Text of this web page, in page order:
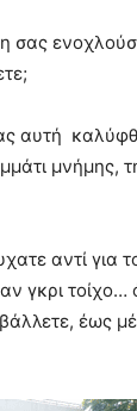
σας
αυτή
μνήμης,
αντί
γκρι τοίχο…
έως